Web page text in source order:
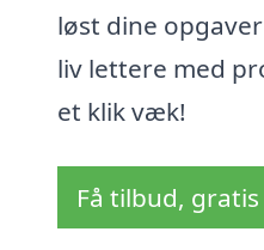
løst dine
liv lettere med
et klik væk!
Få tilbud,